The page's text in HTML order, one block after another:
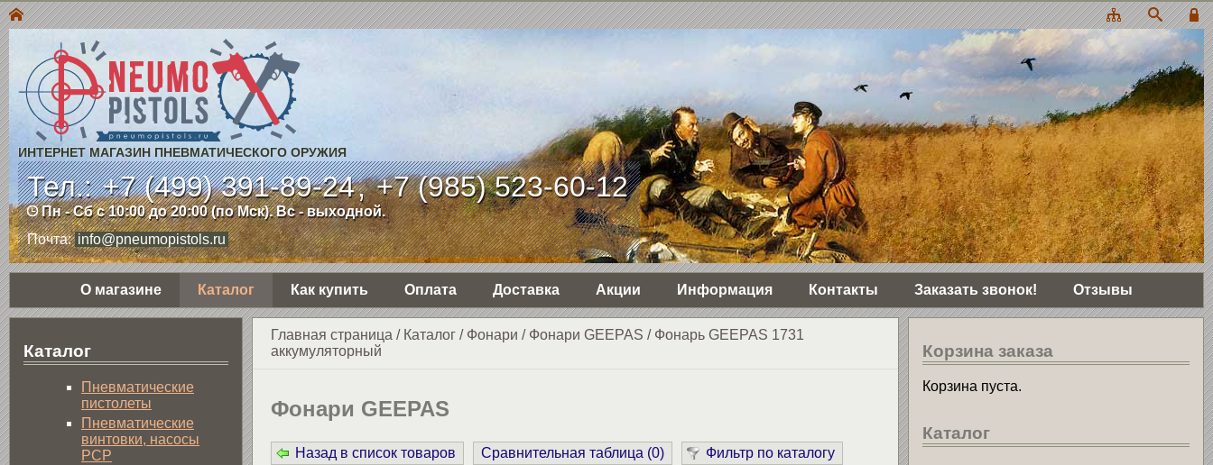
ИНТЕРНЕТ МАГАЗИН ПНЕВМАТИЧЕСКОГО ОРУЖИЯ
Тел.:+7 (499) 391-89-24,+7 (985) 523-60-12
Пн - Сб с 10:00 до 20:00 (по Мск). Вс - выходной.
Почта: info@pneumopistols.ru
О магазине Каталог Как купить Оплата Доставка Акции Информация Контакты Заказать звонок! Отзывы
Главная страница / Каталог/ Фонари / Фонари GEEPAS / Фонарь GEEPAS 1731
аккумуляторный
Фонари GEEPAS
Назад в список товаров Сравнительная таблица (0) Фильтр по каталогу
Каталог
Пнев­ма­ти­чес­кие
пистолеты
Пневматические
винтовки, насосы
PCP
Корзина заказа
Корзина пуста.
Каталог